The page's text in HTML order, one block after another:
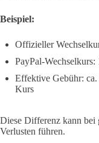
Beispiel:
Offizieller
PayPal-
Effektive Gebühr:
Kurs
Diese Differenz kann bei
Verlusten führen.